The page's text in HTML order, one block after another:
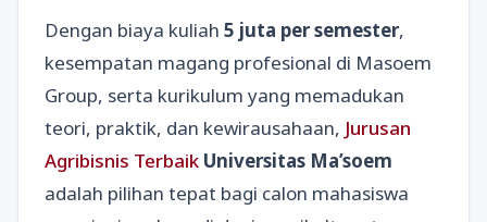
Dengan biaya kuliah 5 juta per semester,
kesempatan magang profesional di Masoem
Group, serta kurikulum yang memadukan
teori, praktik, dan kewirausahaan, Jurusan
Agribisnis Terbaik Universitas Ma’soem
adalah pilihan tepat bagi calon mahasiswa